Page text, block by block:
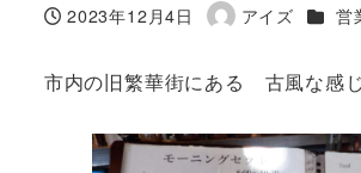
投稿日
2023年12月4日
著
アイズ カテゴ
営
市内の旧繁華街にある 古風な感